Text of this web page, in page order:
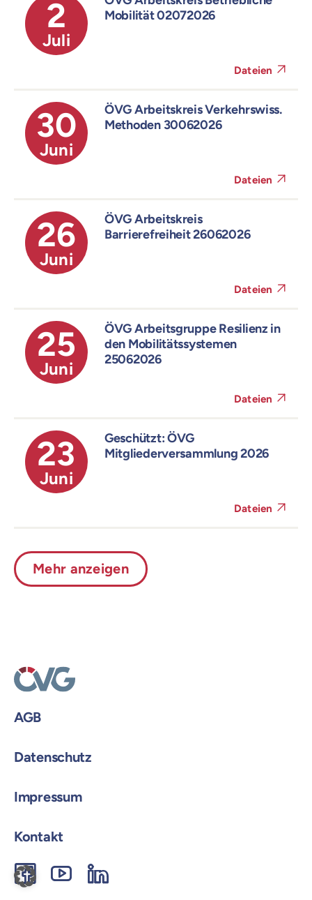
2
Juli
Mobilität 02072026
Dateien
30
Juni
ÖVG Arbeitskreis Verkehrswiss.
Methoden 30062026
Dateien
26
Juni
ÖVG Arbeitskreis
Barrierefreiheit 26062026
Dateien
25
Juni
ÖVG Arbeitsgruppe Resilienz in
den Mobilitätssystemen
25062026
Dateien
23
Juni
Geschützt: ÖVG
Mitgliederversammlung 2026
Dateien
Mehr anzeigen
AGB
Datenschutz
Impressum
Kontakt